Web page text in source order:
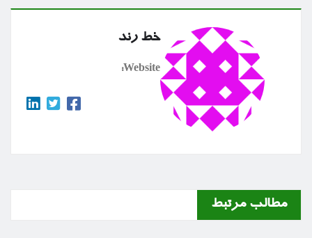
خط رند
Website:
مطالب مرتبط